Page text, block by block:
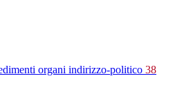
organi indirizzo-politico 38